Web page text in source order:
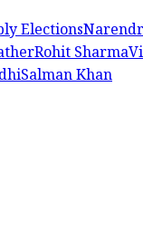
Elections
Rohit Sharma
Salman Khan